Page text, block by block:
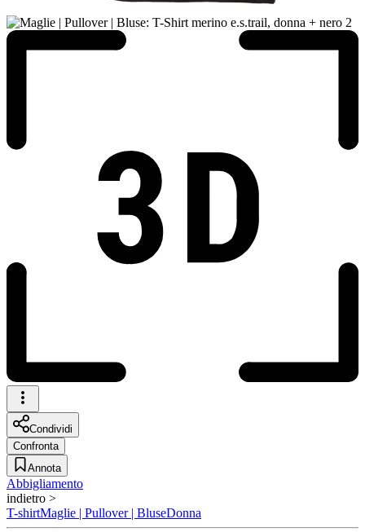
Condividi
Confronta
Annota
Abbigliamento
indietro >
T-shirtMaglie | Pullover | BluseDonna